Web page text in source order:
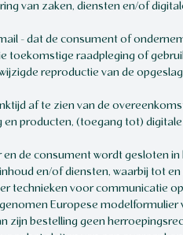
van zaken, diensten en/of
- dat de consument of
toekomstige raadpleging of
reproductie van de
af te zien van de
producten, (toegang tot)
de consument wordt gesloten in
en/of diensten, waarbij tot en
technieken voor communicatie
Europese modelformulier
zijn bestelling geen